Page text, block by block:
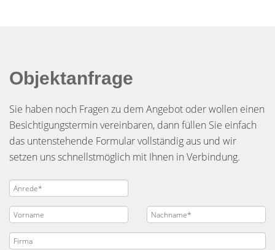
Objektanfrage
Sie haben noch Fragen zu dem Angebot oder wollen einen
Besichtigungstermin vereinbaren, dann füllen Sie einfach
das untenstehende Formular vollständig aus und wir
setzen uns schnellstmöglich mit Ihnen in Verbindung.